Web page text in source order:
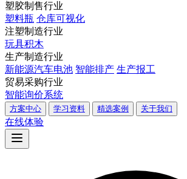
塑胶制售行业
塑料瓶 仓库可视化
注塑制造行业
玩具积木
生产制造行业
新能源汽车电池 智能排产 生产报工
贸易采购行业
智能询价系统
方案中心 学习资料 精选案例 关于我们
在线体验